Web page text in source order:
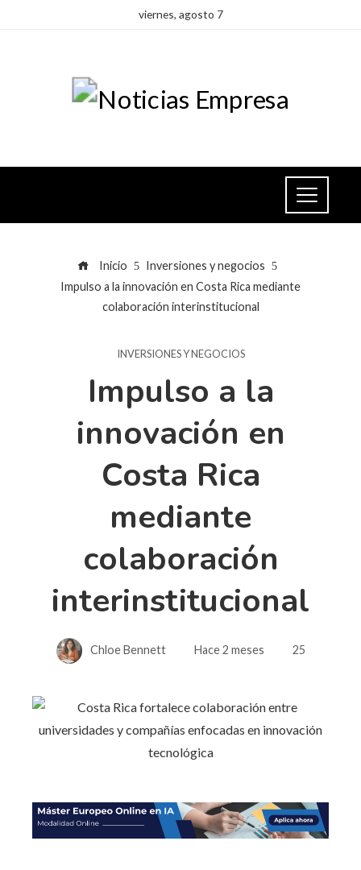
viernes, agosto 7
Inicio
Inversiones y negocios
Impulso a la innovación en Costa Rica mediante
colaboración interinstitucional
INVERSIONES Y NEGOCIOS
Impulso a la
innovación en
Costa Rica
mediante
colaboración
interinstitucional
Chloe Bennett Hace 2 meses 25